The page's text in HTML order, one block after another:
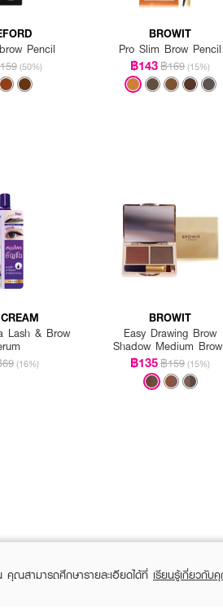
Pencil
(50%)
BROWIT
Pro Slim Brow Pencil
฿143฿169 (15%)
Lash & Brow
(16%)
BROWIT
Easy Drawing Brow
Shadow Medium
(Y2019)
฿135฿159 (15%)
คุณสามารถศึกษารายละเอียดได้ที่ เรียนรู้เกี่ยวกับ